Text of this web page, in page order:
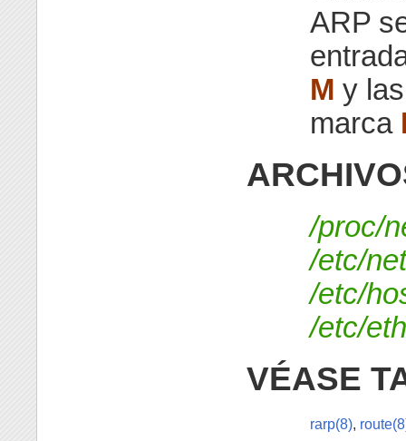
ARP
M y
marca
/proc/
/etc/
/etc/
/etc/
VÉASE
rarp(8),